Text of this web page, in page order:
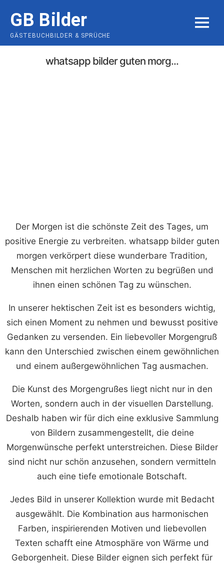
content
GB Bilder
GÄSTEBUCHBILDER & SPRÜCHE
MENU
whatsapp bilder guten morg...
Der Morgen ist die schönste Zeit des Tages, um
positive Energie zu verbreiten. whatsapp bilder guten
morgen verkörpert diese wunderbare Tradition,
Menschen mit herzlichen Worten zu begrüßen und
ihnen einen schönen Tag zu wünschen.
In unserer hektischen Zeit ist es besonders wichtig,
sich einen Moment zu nehmen und bewusst positive
Gedanken zu versenden. Ein liebevoller Morgengruß
kann den Unterschied zwischen einem gewöhnlichen
und einem außergewöhnlichen Tag ausmachen.
Die Kunst des Morgengrußes liegt nicht nur in den
Worten, sondern auch in der visuellen Darstellung.
Deshalb haben wir für dich eine exklusive Sammlung
von Bildern zusammengestellt, die deine
Morgenwünsche perfekt unterstreichen. Diese Bilder
sind nicht nur schön anzusehen, sondern vermitteln
auch eine tiefe emotionale Botschaft.
Jedes Bild in unserer Kollektion wurde mit Bedacht
ausgewählt. Die Kombination aus harmonischen
Farben, inspirierenden Motiven und liebevollen
Texten schafft eine Atmosphäre von Wärme und
Geborgenheit. Diese Bilder eignen sich perfekt für